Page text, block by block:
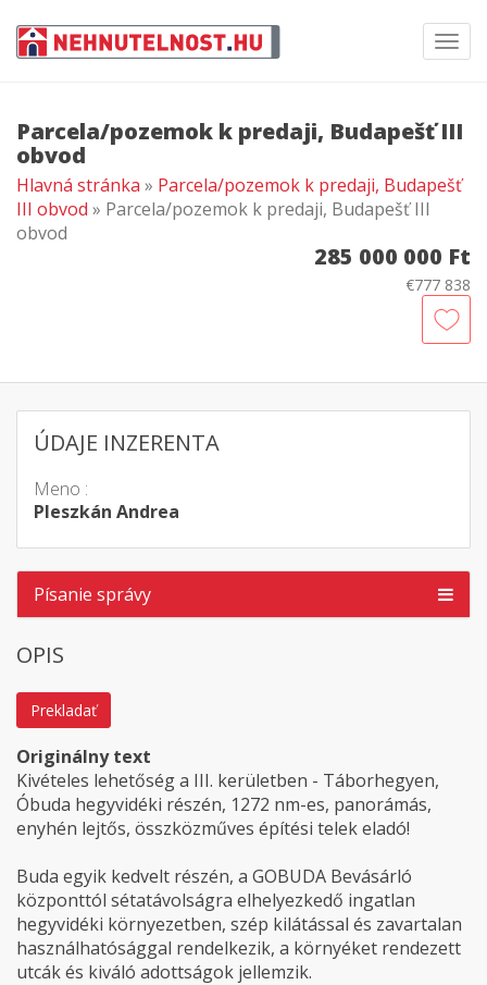
Parcela/pozemok k predaji, Budapešť III
obvod
Hlavná stránka » Parcela/pozemok k predaji, Budapešť
III obvod » Parcela/pozemok k predaji, Budapešť III
obvod
285 000 000 Ft
€777 838
ÚDAJE INZERENTA
Meno :
Pleszkán Andrea
Písanie správy
OPIS
Prekladať
Originálny text
Kivételes lehetőség a III. kerületben - Táborhegyen,
Óbuda hegyvidéki részén, 1272 nm-es, panorámás,
enyhén lejtős, összközműves építési telek eladó!
Buda egyik kedvelt részén, a GOBUDA Bevásárló
központtól sétatávolságra elhelyezkedő ingatlan
hegyvidéki környezetben, szép kilátással és zavartalan
használhatósággal rendelkezik, a környéket rendezett
utcák és kiváló adottságok jellemzik.